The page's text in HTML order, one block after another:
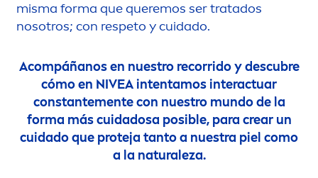
misma forma que queremos ser tratados
nosotros; con respeto y cuidado.
Acompáñanos en nuestro recorrido y descubre
cómo en NIVEAintentamos interactuar
constantemente con nuestro mundo de la
forma más cuidadosa posible, para crear un
cuidado que proteja tanto a nuestra piel como
a la naturaleza.